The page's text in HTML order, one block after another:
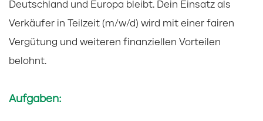
Deutschland und Europa bleibt. Dein Einsatz als
Verkäufer in Teilzeit (m/w/d) wird mit einer fairen
Vergütung und weiteren finanziellen Vorteilen
belohnt.
Aufgaben: